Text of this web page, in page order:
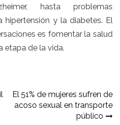
hasta problemas
hipertensión y la diabetes. El
es fomentar la salud
etapa de la vida.
El 51% de mujeres sufren de
acoso sexual en transporte
público